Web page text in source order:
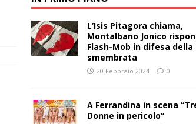
L’Isis Pitagora chiama,
Montalbano Jonico
Flash-Mob in difesa della
smembrata
20 Febbraio 2024 0
A Ferrandina in scena
Donne in pericolo”